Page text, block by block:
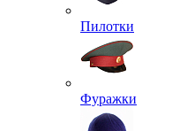
Пилотки
Фуражки